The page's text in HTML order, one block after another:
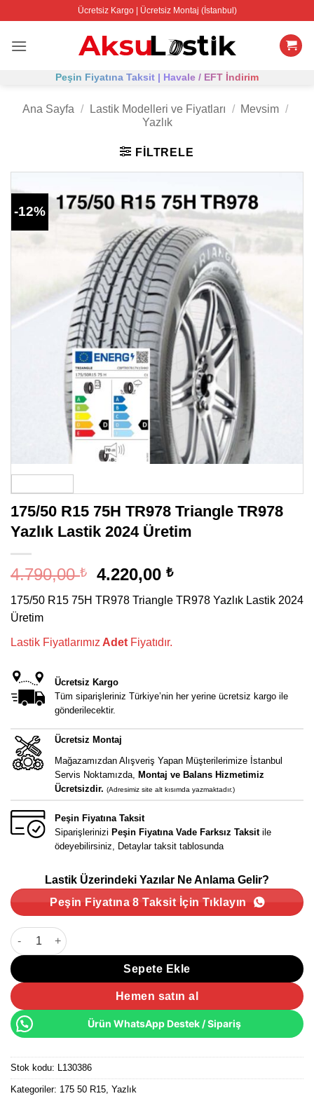
Ücretsiz Kargo | Ücretsiz Montaj (İstanbul)
Peşin Fiyatına Taksit | Havale / EFT İndirim
Ana Sayfa / Lastik Modelleri ve Fiyatları / Mevsim /
Yazlık
FILTRELE
-12%
175/50 R15 75H TR978 Triangle TR978
Yazlık Lastik 2024 Üretim
4.790,00₺
Orijinal
4.790,00 ₺.
4.220,00₺Şu
fiyat:
175/50 R15 75H TR978 Triangle TR978 Yazlık Lastik 2024
Üretim
Lastik Fiyatlarımız Adet Fiyatıdır.
Ücretsiz Kargo
Tüm siparişleriniz Türkiye’nin her yerine ücretsiz kargo ile
gönderilecektir.
Ücretsiz Montaj
Mağazamızdan Alışveriş Yapan Müşterilerimize İstanbul
Servis Noktamızda, Montaj ve Balans Hizmetimiz
Ücretsizdir. (Adresimiz site alt kısımda yazmaktadır.)
Peşin Fiyatına Taksit
Siparişlerinizi Peşin Fiyatına Vade Farksız Taksitile
ödeyebilirsiniz, Detaylar taksit tablosunda
Lastik Üzerindeki Yazılar Ne Anlama Gelir?
Peşin Fiyatına 8 Taksit İçin Tıklayın
175/50 R15 75H TR978 Triangle TR978 Yazlık Lastik 2024
Sepete Ekle
Hemen satın al
Ürün WhatsApp Destek / Sipariş
Stok kodu: L130386
Kategoriler: 175 50 R15, Yazlık